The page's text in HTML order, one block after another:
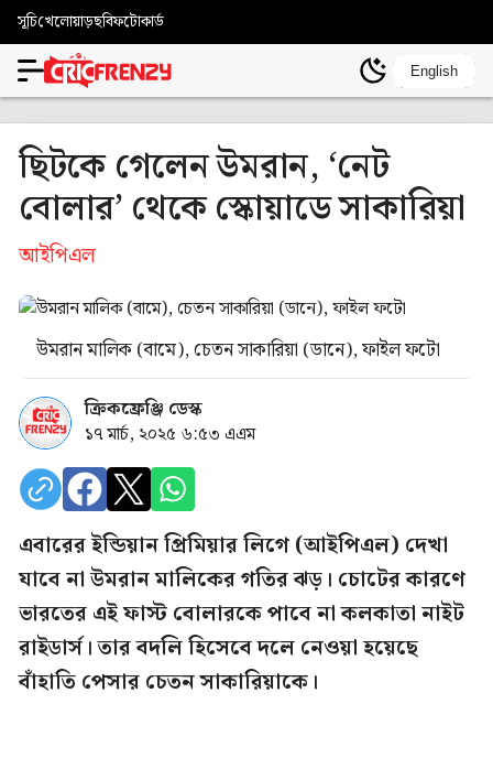
সূচিখেলোয়াড়ছবিফটোকার্ড
English
ছিটকে গেলেন উমরান, ‘নেট
বোলার’ থেকে স্কোয়াডে সাকারিয়া
আইপিএল
উমরান মালিক (বামে), চেতন সাকারিয়া (ডানে), ফাইল ফটো
ক্রিকফ্রেঞ্জি ডেস্ক
১৭ মার্চ, ২০২৫ ৬:৫৩ এএম
এবারের ইন্ডিয়ান প্রিমিয়ার লিগে (আইপিএল) দেখা
যাবে না উমরান মালিকের গতির ঝড়। চোটের কারণে
ভারতের এই ফাস্ট বোলারকে পাবে না কলকাতা নাইট
রাইডার্স। তার বদলি হিসেবে দলে নেওয়া হয়েছে
বাঁহাতি পেসার চেতন সাকারিয়াকে।